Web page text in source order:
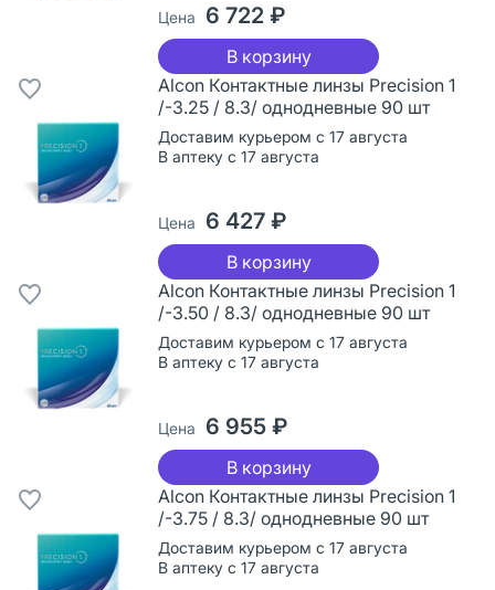
Цена 6 722 ₽
В корзину
Alcon Контактные линзы Precision 1
/-3.25 / 8.3/ однодневные 90 шт
Доставим курьером с 17 августа
В аптеку с 17 августа
Цена 6 427 ₽
В корзину
Alcon Контактные линзы Precision 1
/-3.50 / 8.3/ однодневные 90 шт
Доставим курьером с 17 августа
В аптеку с 17 августа
Цена 6 955 ₽
В корзину
Alcon Контактные линзы Precision 1
/-3.75 / 8.3/ однодневные 90 шт
Доставим курьером с 17 августа
В аптеку с 17 августа